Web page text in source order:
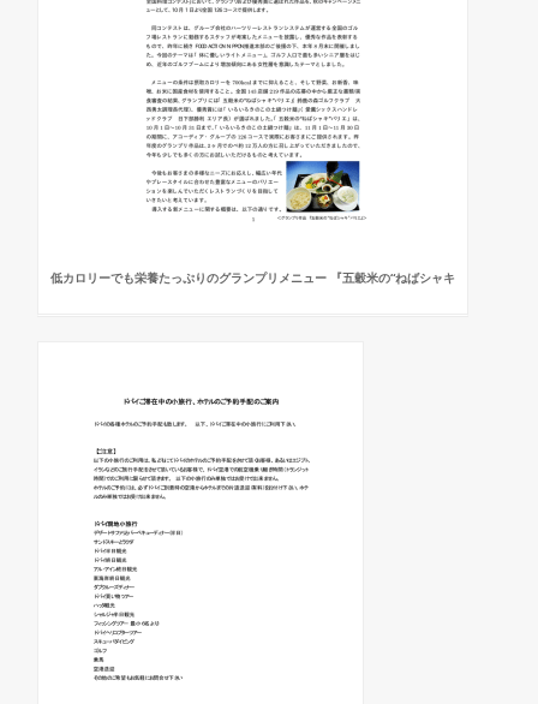
低カロリーでも栄養たっぷりのグランプリメニュー 『五穀米の“ねばシャキ